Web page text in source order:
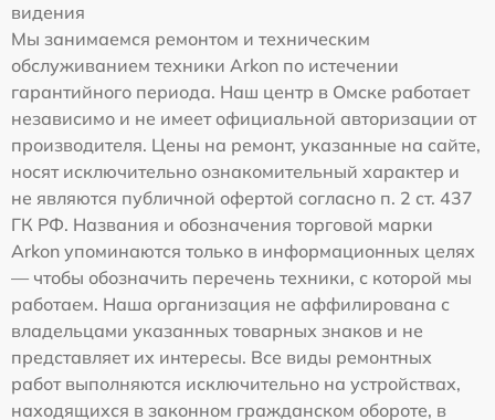
видения
Мы занимаемся ремонтом и техническим
обслуживанием техники Arkon по истечении
гарантийного периода. Наш центр в Омске работает
независимо и не имеет официальной авторизации от
производителя. Цены на ремонт, указанные на сайте,
носят исключительно ознакомительный характер и
не являются публичной офертой согласно п. 2 ст. 437
ГК РФ. Названия и обозначения торговой марки
Arkon упоминаются только в информационных целях
— чтобы обозначить перечень техники, с которой мы
работаем. Наша организация не аффилирована с
владельцами указанных товарных знаков и не
представляет их интересы. Все виды ремонтных
работ выполняются исключительно на устройствах,
находящихся в законном гражданском обороте, в